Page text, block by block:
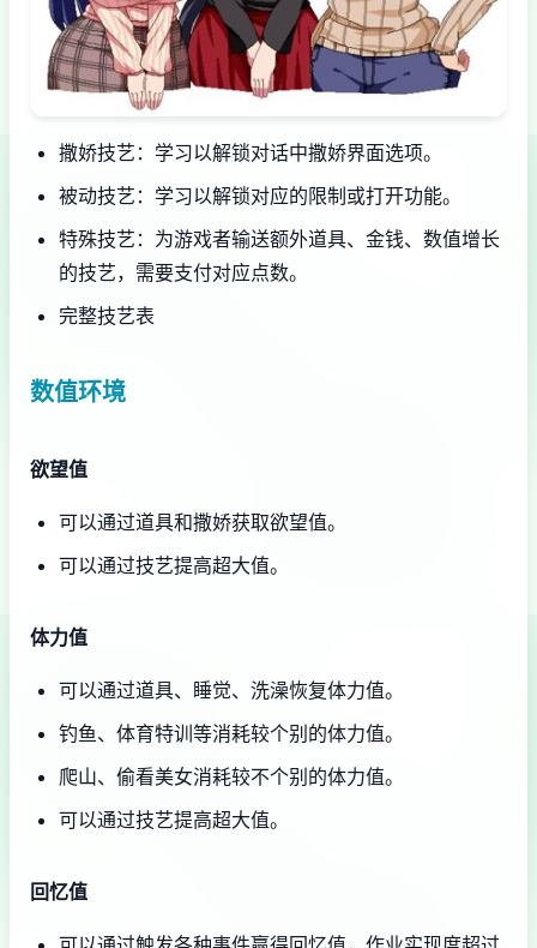
撒娇技艺：学习以解锁对话中撒娇界面选项。
被动技艺：学习以解锁对应的限制或打开功能。
特殊技艺：为游戏者输送额外道具、金钱、数值增长
的技艺，需要支付对应点数。
完整技艺表
数值环境
欲望值
可以通过道具和撒娇获取欲望值。
可以通过技艺提高超大值。
体力值
可以通过道具、睡觉、洗澡恢复体力值。
钓鱼、体育特训等消耗较个别的体力值。
爬山、偷看美女消耗较不个别的体力值。
可以通过技艺提高超大值。
回忆值